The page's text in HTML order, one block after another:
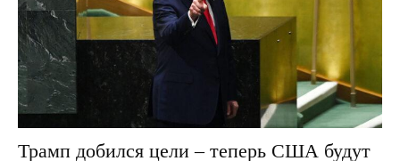
Трамп добился цели – теперь США будут